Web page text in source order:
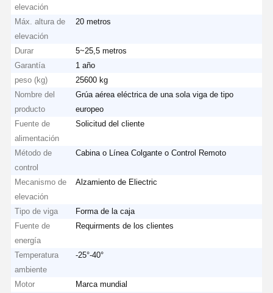
Las ruedas de las grúas
Tambor de cuerda de alambre
Carro de Extremo
Bloque de polea de grúa
Ganchos agarradores
Grúa
Motor de engranajes y freno
Izar
Equipo de transporte
Dispositivos de elevación
elevación
Máx. altura de
elevación
20 metros
Durar
5~25,5 metros
Garantía
1 año
peso (kg)
25600 kg
Nombre del
producto
Grúa aérea eléctrica de una sola viga de tipo
europeo
Fuente de
alimentación
Solicitud del cliente
Método de
control
Cabina o Línea Colgante o Control Remoto
Mecanismo de
elevación
Alzamiento de Eliectric
Tipo de viga
Forma de la caja
Fuente de
energía
Requirments de los clientes
Temperatura
ambiente
-25°-40°
Motor
Marca mundial